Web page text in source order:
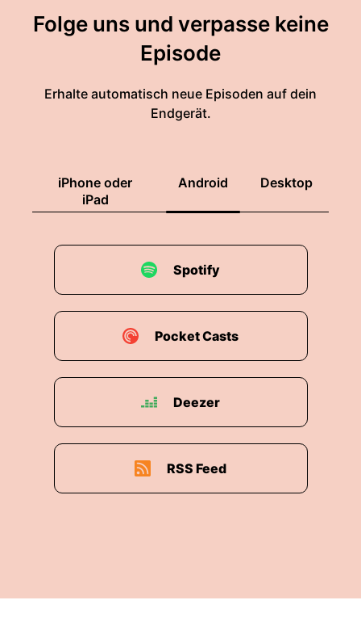
Folge uns und verpasse keine
Episode
Erhalte automatisch neue Episoden auf dein
Endgerät.
iPhone oder
iPad
Android Desktop
Spotify
Pocket Casts
Deezer
RSS Feed